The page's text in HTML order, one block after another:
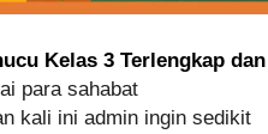
Kelas 3 Terlengkap dan
para sahabat
kali ini admin ingin sedikit